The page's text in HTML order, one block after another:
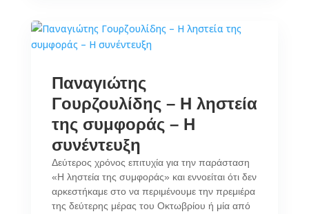
Παναγιώτης
Γουρζουλίδης – Η ληστεία
της συμφοράς – Η
συνέντευξη
Δεύτερος χρόνος επιτυχία για την παράσταση
«Η ληστεία της συμφοράς» και εννοείται ότι δεν
αρκεστήκαμε στο να περιμένουμε την πρεμιέρα
της δεύτερης μέρας του Οκτωβρίου ή μία από